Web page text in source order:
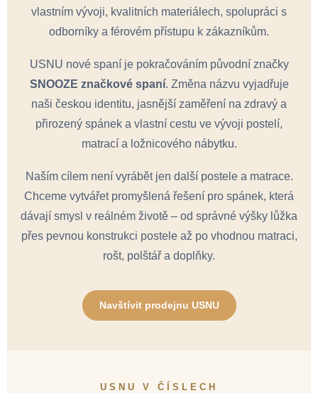
vlastním vývoji, kvalitních materiálech, spolupráci s
odborníky a férovém přístupu k zákazníkům.
USNU nové spaní je pokračováním původní značky
SNOOZE značkové spaní. Změna názvu vyjadřuje
naši českou identitu, jasnější zaměření na zdravý a
přirozený spánek a vlastní cestu ve vývoji postelí,
matrací a ložnicového nábytku.
Naším cílem není vyrábět jen další postele a matrace.
Chceme vytvářet promyšlená řešení pro spánek, která
dávají smysl v reálném životě – od správné výšky lůžka
přes pevnou konstrukci postele až po vhodnou matraci,
rošt, polštář a doplňky.
Navštívit prodejnu USNU
USNU V ČÍSLECH